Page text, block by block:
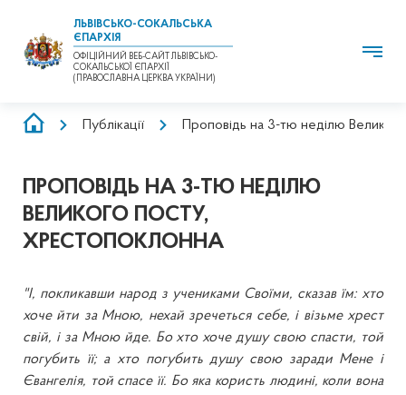
ЛЬВІВСЬКО-СОКАЛЬСЬКА
ЄПАРХІЯ
ОФІЦІЙНИЙ ВЕБ-САЙТ ЛЬВІВСЬКО-
СОКАЛЬСЬКОЇ ЄПАРХІЇ
(ПРАВОСЛАВНА ЦЕРКВА УКРАЇНИ)
РЯДОКПублікації Проповідь на 3-тю неділю
ПРОПОВІДЬ НА 3-ТЮ НЕДІЛЮ
ВЕЛИКОГО ПОСТУ,
ХРЕСТОПОКЛОННА
"І, покликавши народ з учениками Своїми, сказав їм: хто
хоче йти за Мною, нехай зречеться себе, і візьме хрест
свій, і за Мною йде. Бо хто хоче душу свою спасти, той
погубить її; а хто погубить душу свою заради Мене і
Євангелія, той спасе її. Бо яка користь людині, коли вона